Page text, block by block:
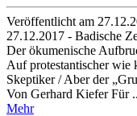
Veröffentlicht am
27.12.2017 - Badische
Der ökumenische
Auf protestantischer wie
Skeptiker / Aber der
Von Gerhard Kiefer Für
Mehr